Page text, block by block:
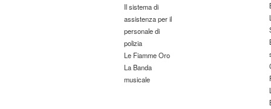
Il sistema di
assistenza per il
personale di
polizia
Le Fiamme Oro
La Banda
musicale